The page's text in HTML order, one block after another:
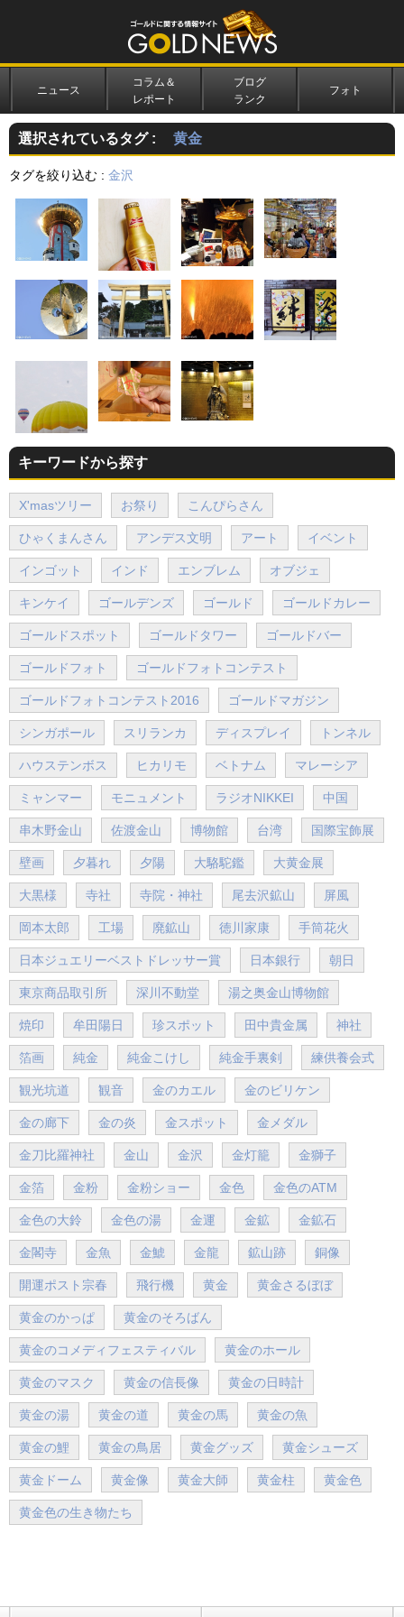
ニュース
コラム＆
レポート
ブログ
ランク
フォト
選択されているタグ : 黄金
タグを絞り込む : 金沢
キーワードから探す
X'masツリー お祭り こんぴらさん
ひゃくまんさん アンデス文明 アート イベント
インゴット インド エンブレム オブジェ
キンケイ ゴールデンズ ゴールド ゴールドカレー
ゴールドスポット ゴールドタワー ゴールドバー
ゴールドフォト ゴールドフォトコンテスト
ゴールドフォトコンテスト2016 ゴールドマガジン
シンガポール スリランカ ディスプレイ トンネル
ハウステンボス ヒカリモ ベトナム マレーシア
ミャンマー モニュメント ラジオNIKKEI 中国
串木野金山 佐渡金山 博物館 台湾 国際宝飾展
壁画 夕暮れ 夕陽 大駱駝鑑 大黄金展
大黒様 寺社 寺院・神社 尾去沢鉱山 屏風
岡本太郎 工場 廃鉱山 徳川家康 手筒花火
日本ジュエリーベストドレッサー賞 日本銀行 朝日
東京商品取引所 深川不動堂 湯之奥金山博物館
焼印 牟田陽日 珍スポット 田中貴金属 神社
箔画 純金 純金こけし 純金手裏剣 練供養会式
観光坑道 観音 金のカエル 金のビリケン
金の廊下 金の炎 金スポット 金メダル
金刀比羅神社 金山 金沢 金灯籠 金獅子
金箔 金粉 金粉ショー 金色 金色のATM
金色の大鈴 金色の湯 金運 金鉱 金鉱石
金閣寺 金魚 金鯱 金龍 鉱山跡 銅像
開運ポスト宗春 飛行機 黄金 黄金さるぼぼ
黄金のかっぱ 黄金のそろばん
黄金のコメディフェスティバル 黄金のホール
黄金のマスク 黄金の信長像 黄金の日時計
黄金の湯 黄金の道 黄金の馬 黄金の魚
黄金の鯉 黄金の鳥居 黄金グッズ 黄金シューズ
黄金ドーム 黄金像 黄金大師 黄金柱 黄金色
黄金色の生き物たち